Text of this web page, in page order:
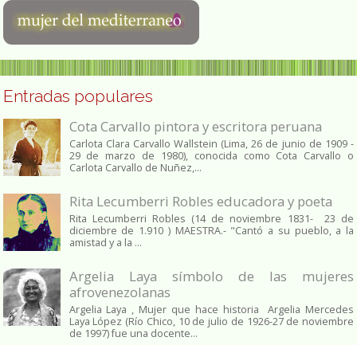
Entradas populares
Cota Carvallo pintora y escritora peruana
Carlota Clara Carvallo Wallstein (Lima, 26 de junio de 1909 -
29 de marzo de 1980), conocida como Cota Carvallo o
Carlota Carvallo de Nuñez,...
Rita Lecumberri Robles educadora y poeta
Rita Lecumberri Robles (14 de noviembre 1831- 23 de
diciembre de 1.910 ) MAESTRA.- "Cantó a su pueblo, a la
amistad y a la ...
Argelia Laya símbolo de las mujeres
afrovenezolanas
Argelia Laya , Mujer que hace historia Argelia Mercedes
Laya López (Río Chico, 10 de julio de 1926-27 de noviembre
de 1997) fue una docente...